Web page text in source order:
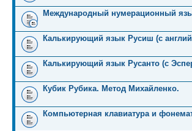
Международный нумерационный
Калькирующий язык Русиш (с
Калькирующий язык Русанто (с
Кубик Рубика. Метод Михайленко.
Компьютерная клавиатура и